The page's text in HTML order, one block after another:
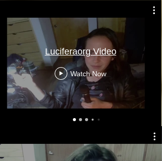
Luciferaorg Video
Watch Now